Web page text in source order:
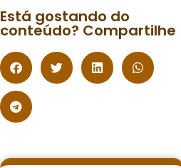
Está gostando do
conteúdo? Compartilhe